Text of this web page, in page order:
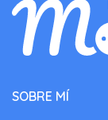
SOBRE MÍ